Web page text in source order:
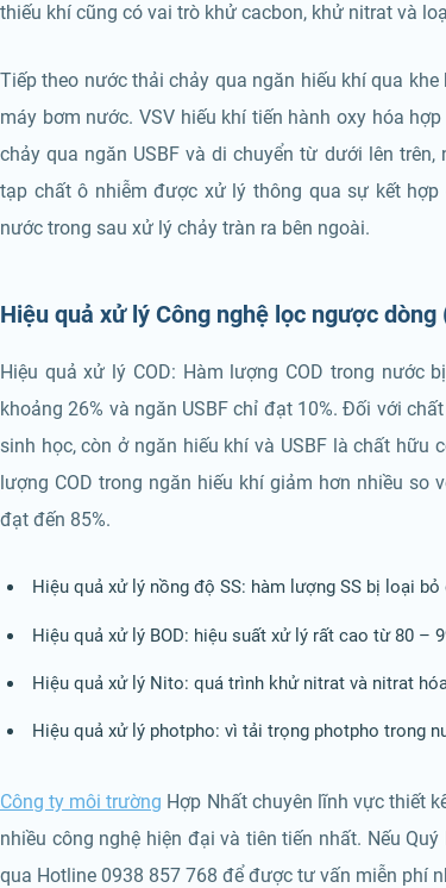
thiếu khí cũng có vai trò khử cacbon, khử nitrat và
Tiếp theo nước thải chảy qua ngăn hiếu khí qua
máy bơm nước. VSV hiếu khí tiến hành oxy hóa
chảy qua ngăn USBF và di chuyển từ dưới lên
tạp chất ô nhiễm được xử lý thông qua sự kết
nước trong sau xử lý chảy tràn ra bên ngoài.
Hiệu quả xử lý Công nghệ lọc ngược dòng
Hiệu quả xử lý COD: Hàm lượng COD trong nước
khoảng 26% và ngăn USBF chỉ đạt 10%. Đối với
sinh học, còn ở ngăn hiếu khí và USBF là chất hữu
lượng COD trong ngăn hiếu khí giảm hơn nhiều so
đạt đến 85%.
Hiệu quả xử lý nồng độ SS: hàm lượng SS bị loại bỏ
Hiệu quả xử lý BOD: hiệu suất xử lý rất cao từ 80 –
Hiệu quả xử lý Nito: quá trình khử nitrat và nitrat
Hiệu quả xử lý photpho: vì tải trọng photpho trong
Công ty môi trường Hợp Nhất chuyên lĩnh vực thiết
nhiều công nghệ hiện đại và tiên tiến nhất. Nếu
qua Hotline 0938 857 768 để được tư vấn miễn phí